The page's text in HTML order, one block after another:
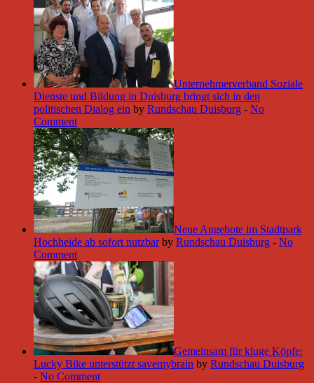
Unternehmerverband Soziale
Dienste und Bildung in Duisburg bringt sich in den
politischen Dialog ein by Rundschau Duisburg - No
Comment
Neue Angebote im Stadtpark
Hochheide ab sofort nutzbar by Rundschau Duisburg - No
Comment
Gemeinsam für kluge Köpfe:
Lucky Bike unterstützt savemybrain by Rundschau Duisburg
- No Comment